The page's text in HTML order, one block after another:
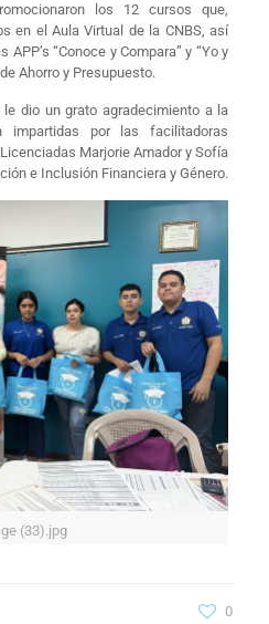
los 12 cursos que,
en el Aula Virtual de la CNBS, así
“Conoce y Compara” y “Yo y
Ahorro y Presupuesto.
dio un grato agradecimiento a la
impartidas por las facilitadoras
Marjorie Amador y Sofía
e Inclusión Financiera y Género.
(33).jpg
0